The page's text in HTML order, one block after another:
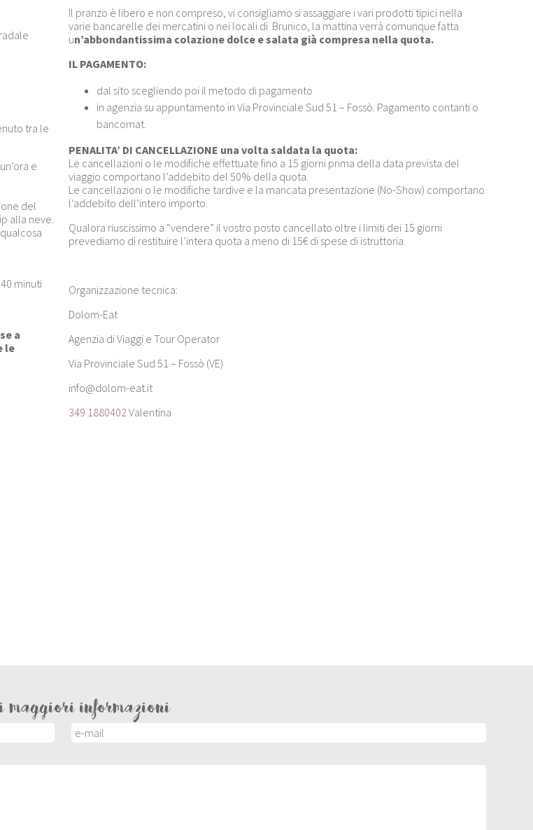
tra le
e
del
alla neve.
minuti
a
le
Il pranzo è libero e non compreso, vi consigliamo si assaggiare i vari prodotti tipici nella
varie bancarelle dei mercatini o nei locali di Brunico, la mattina verrà comunque fatta
un’abbondantissima colazione dolce e salata già compresa nella quota.
IL PAGAMENTO:
dal sito scegliendo poi il metodo di pagamento
in agenzia su appuntamento in Via Provinciale Sud 51 – Fossò. Pagamento contanti o
bancomat.
PENALITA’ DI CANCELLAZIONE una volta saldata la quota:
Le cancellazioni o le modifiche effettuate fino a 15 giorni prima della data prevista del
viaggio comportano l’addebito del 50% della quota.
Le cancellazioni o le modifiche tardive e la mancata presentazione (No-Show) comportano
l’addebito dell’intero importo.
Qualora riuscissimo a “vendere” il vostro posto cancellato oltre i limiti dei 15 giorni
prevediamo di restituire l’intera quota a meno di 15€ di spese di istruttoria.
Organizzazione tecnica:
Dolom-Eat
Agenzia di Viaggi e Tour Operator
Via Provinciale Sud 51 – Fossò (VE)
info@dolom-eat.it
349 1880402 Valentina
maggiori informazioni